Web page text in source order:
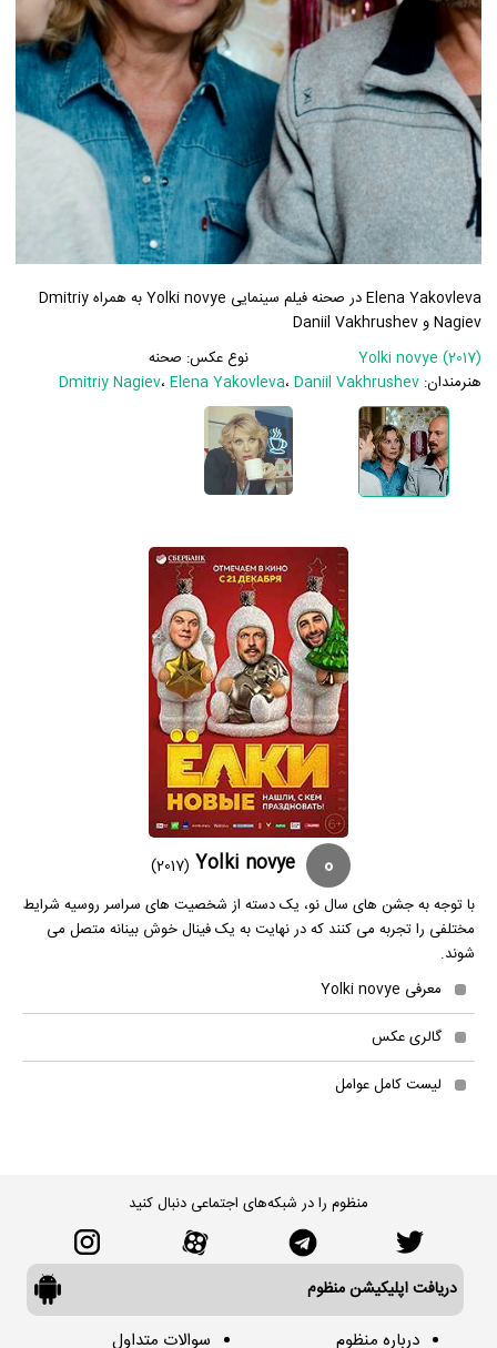
Elena Yakovleva در صحنه فیلم سینمایی Yolki novye به همراه Dmitriy
Nagiev و Daniil Vakhrushev
Yolki novye (2017)
نوع عکس: صحنه
هنرمندان:
Dmitriy Nagiev، Elena Yakovleva، Daniil Vakhrushev
0
Yolki novye
(2017)
با توجه به جشن های سال نو، یک دسته از شخصیت های سراسر روسیه شرایط
مختلفی را تجربه می کنند که در نهایت به یک فینال خوش بینانه متصل می
شوند.
معرفی Yolki novye
گالری عکس
لیست کامل عوامل
منظوم را در شبکه‌های اجتماعی دنبال کنید
دریافت اپلیکیشن منظوم
درباره منظوم سوالات متداول